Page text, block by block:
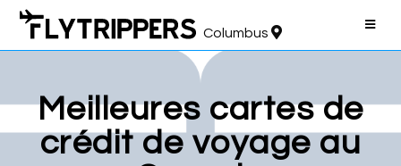
Columbus
Meilleures cartes de
crédit de voyage au